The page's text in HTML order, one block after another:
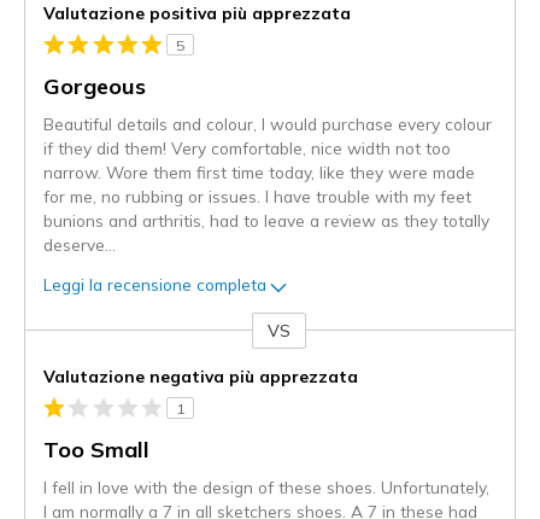
Valutazione positiva più apprezzata
5
Gorgeous
Beautiful details and colour, I would purchase every colour
if they did them! Very comfortable, nice width not too
narrow. Wore them first time today, like they were made
for me, no rubbing or issues. I have trouble with my feet
bunions and arthritis, had to leave a review as they totally
deserve
Leggi la recensione completa
VS
Valutazione negativa più apprezzata
1
Too Small
I fell in love with the design of these shoes. Unfortunately,
I am normally a 7 in all sketchers shoes. A 7 in these had